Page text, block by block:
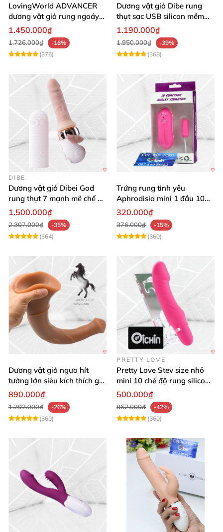
LovingWorld ADVANCER
dương vật giả rung ngoáy
thụt 7 chế độ
1.450.000₫
1.726.000₫
-16%
(376)
Dương vật giả Dibe rung
thụt sạc USB silicon mềm
mại thật
1.190.000₫
1.950.000₫
-39%
(368)
DIBE
Dương vật giả Dibei God
rung thụt 7 mạnh mẽ chế độ
tỏa nhiệt
1.500.000₫
2.307.000₫
-35%
(364)
Trứng rung tình yêu
Aphrodisia mini 1 đầu 10
chế độ rung đa năng
320.000₫
376.000₫
-15%
(360)
Dương vật giả ngựa hít
tường lớn siêu kích thích gai
nổi
890.000₫
1.202.000₫
-26%
(360)
PRETTY LOVE
Pretty Love Stev size nhỏ
mini 10 chế độ rung silicone
mềm
500.000₫
862.000₫
-42%
(360)